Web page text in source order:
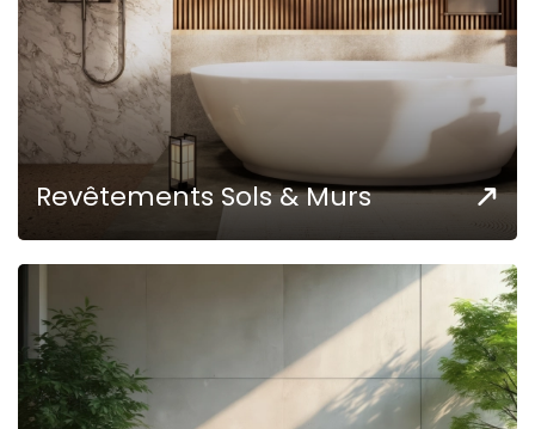
Revêtements Sols & Murs